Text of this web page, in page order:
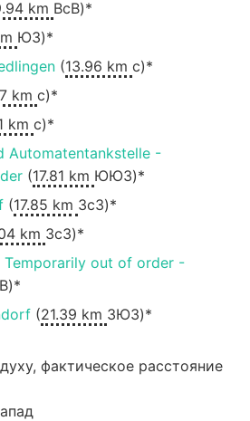
km ВсВ)*
ЮЗ)*
(13.96 km с)*
km с)*
km с)*
Automatentankstelle -
(17.81 km ЮЮЗ)*
(17.85 km ЗсЗ)*
km ЗсЗ)*
Temporarily out of order -
В)*
(21.39 km ЗЮЗ)*
фактическое расстояние